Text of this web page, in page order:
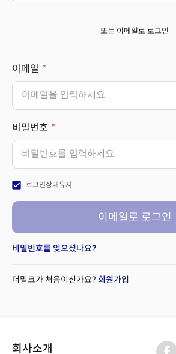
또는 이메일로 로그인
이메일
비밀번호
check_box 로그인상태유지
이메일로 로그인
비밀번호를 잊으셨나요?
더밀크가 처음이신가요? 회원가입
회사소개